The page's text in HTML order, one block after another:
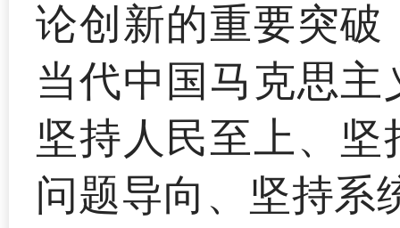
论创新的重要突
当代中国马克思
坚持人民至上、
问题导向、坚持系